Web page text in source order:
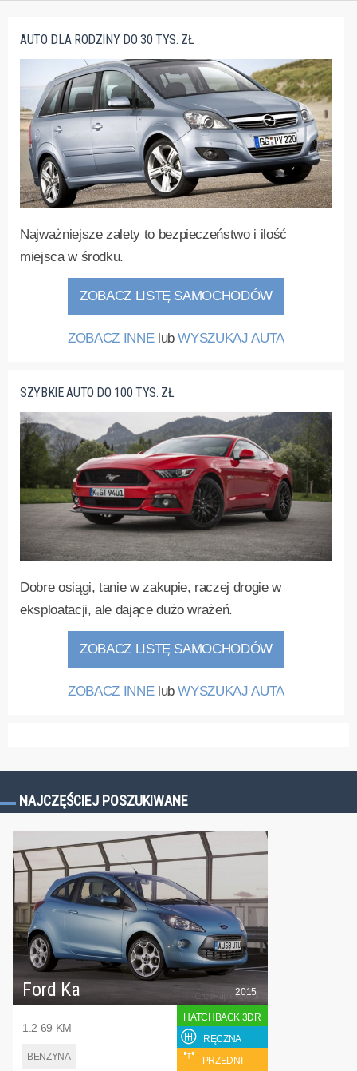
AUTO DLA RODZINY DO 30 TYS. ZŁ
Najważniejsze zalety to bezpieczeństwo i ilość
miejsca w środku.
ZOBACZ LISTĘ SAMOCHODÓW
ZOBACZ INNElubWYSZUKAJ AUTA
SZYBKIE AUTO DO 100 TYS. ZŁ
Dobre osiągi, tanie w zakupie, raczej drogie w
eksploatacji, ale dające dużo wrażeń.
ZOBACZ LISTĘ SAMOCHODÓW
ZOBACZ INNElubWYSZUKAJ AUTA
NAJCZĘŚCIEJ POSZUKIWANE
Ford Ka
1.2 69 KM
BENZYNA
2015
HATCHBACK 3DR
RĘCZNA
PRZEDNI